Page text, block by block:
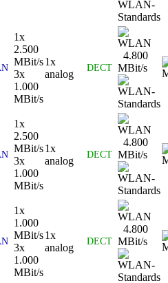
1x
2.500
MBit/s
3x
1.000
MBit/s
1x
analog
DECT
4.800
MBit/s
1x
2.500
MBit/s
3x
1.000
MBit/s
1x
analog
DECT
4.800
MBit/s
1x
1.000
MBit/s
3x
1.000
MBit/s
1x
analog
DECT
4.800
MBit/s